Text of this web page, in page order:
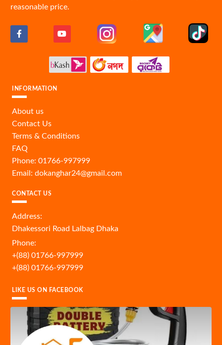
reasonable price.
INFORMATION
About us
Contact Us
Terms & Conditions
FAQ
Phone: 01766-997999
Email: dokanghar24@gmail.com
CONTACT US
Address:
Dhakessori Road Lalbag Dhaka
Phone:
+(88) 01766-997999
+(88) 01766-997999
LIKE US ON FACEBOOK